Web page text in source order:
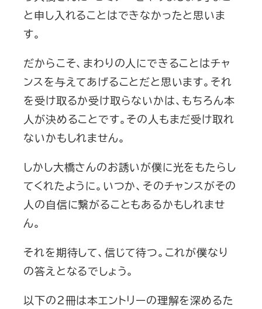
と申し入れることはできなかったと思いま
す。
だからこそ、まわりの人にできることはチャ
ンスを与えてあげることだと思います。それ
を受け取るか受け取らないかは、もちろん本
人が決めることです。その人もまだ受け取れ
ないかもしれません。
しかし大橋さんのお誘いが僕に光をもたらし
てくれたように。いつか、そのチャンスがその
人の自信に繋がることもあるかもしれませ
ん。
それを期待して、信じて待つ。これが僕なり
の答えとなるでしょう。
以下の２冊は本エントリーの理解を深めるた